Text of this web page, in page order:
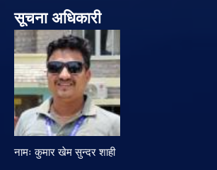
सूचना अधिकारी
नामः कुमार खेम सुन्दर शाही